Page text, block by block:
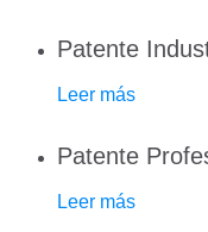
Patente
Leer más
Patente
Leer más